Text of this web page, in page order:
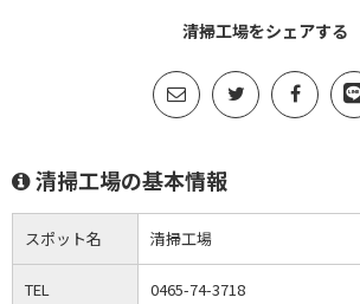
清掃工場をシェアする
清掃工場の基本情報
スポット名 清掃工場
TEL 0465-74-3718